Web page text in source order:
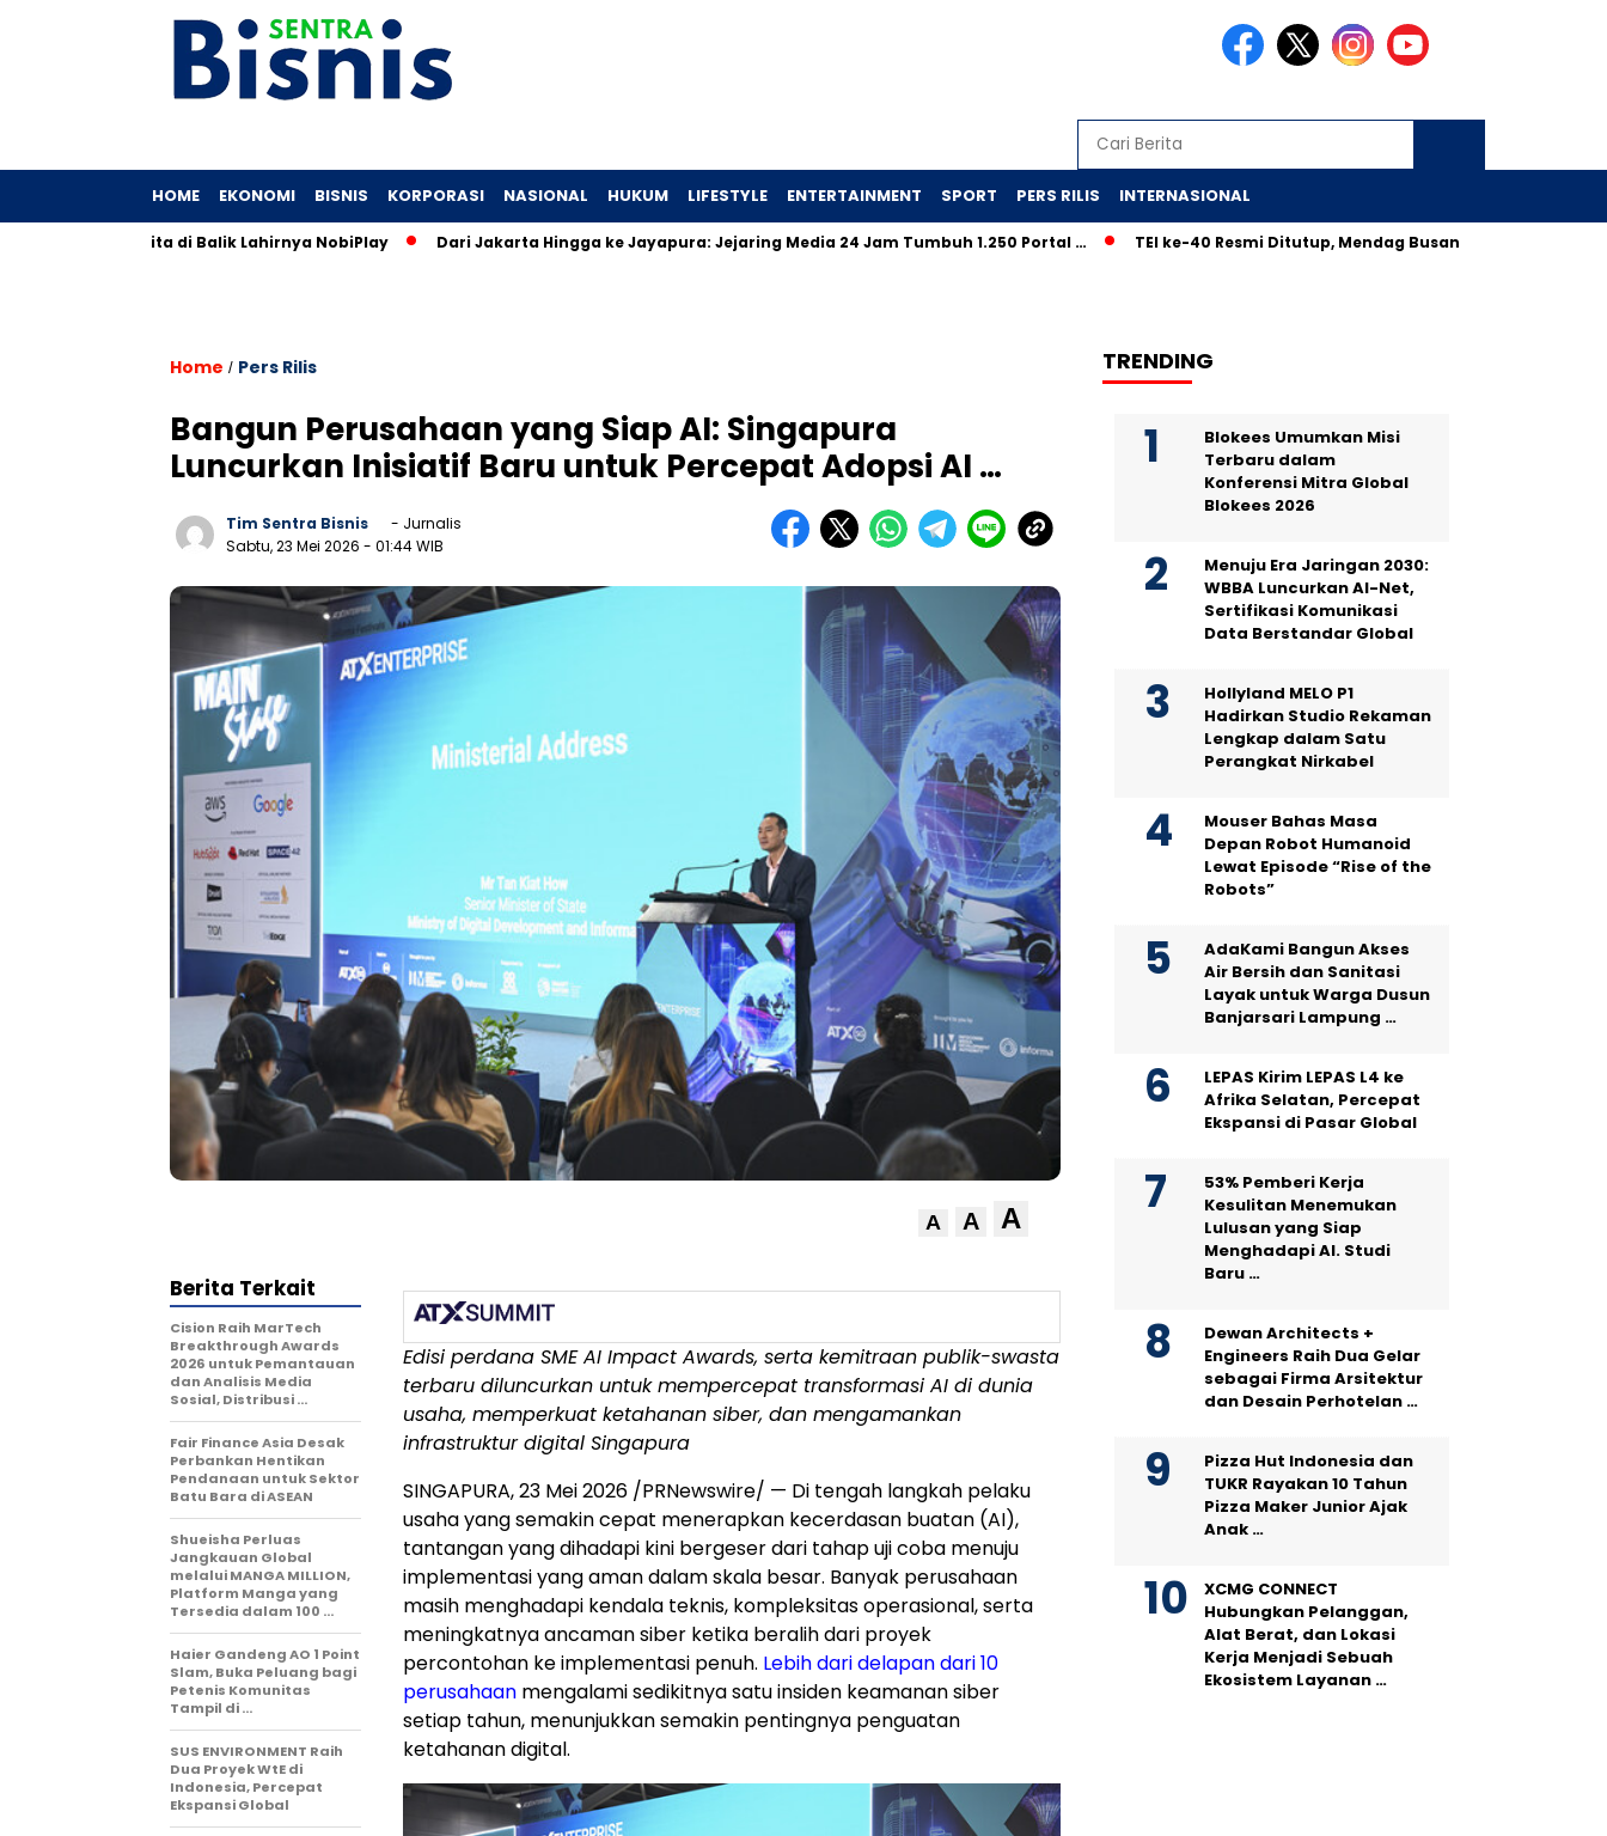
HOME EKONOMI BISNIS KORPORASI NASIONAL HUKUM LIFESTYLE ENTERTAINMENT SPORT PERS RILIS INTERNASIONAL
Cerita di Balik Lahirnya NobiPlay Dari Jakarta Hingga ke Jayapura: Jejaring Media 24 Jam Tumbuh 1.250 Portal … TEI ke-40 Resmi Ditutup, Mendag Busan: Transaksi Lewati Target,
Home / Pers Rilis
Bangun Perusahaan yang Siap AI: Singapura
Luncurkan Inisiatif Baru untuk Percepat Adopsi AI …
Tim Sentra Bisnis
- Jurnalis
Sabtu, 23 Mei 2026 - 01:44 WIB
A A A
Edisi perdana SME AI Impact Awards, serta kemitraan publik-swasta
terbaru diluncurkan untuk mempercepat transformasi AI di dunia
usaha, memperkuat ketahanan siber, dan mengamankan
infrastruktur digital Singapura
SINGAPURA, 23 Mei 2026 /PRNewswire/ — Di tengah langkah pelaku
usaha yang semakin cepat menerapkan kecerdasan buatan (AI),
tantangan yang dihadapi kini bergeser dari tahap uji coba menuju
implementasi yang aman dalam skala besar. Banyak perusahaan
masih menghadapi kendala teknis, kompleksitas operasional, serta
meningkatnya ancaman siber ketika beralih dari proyek
percontohan ke implementasi penuh. Lebih dari delapan dari 10
perusahaan mengalami sedikitnya satu insiden keamanan siber
setiap tahun, menunjukkan semakin pentingnya penguatan
ketahanan digital.
Berita Terkait
Cision Raih MarTech
Breakthrough Awards
2026 untuk Pemantauan
dan Analisis Media
Sosial, Distribusi …
Fair Finance Asia Desak
Perbankan Hentikan
Pendanaan untuk Sektor
Batu Bara di ASEAN
Shueisha Perluas
Jangkauan Global
melalui MANGA MILLION,
Platform Manga yang
Tersedia dalam 100 …
Haier Gandeng AO 1 Point
Slam, Buka Peluang bagi
Petenis Komunitas
Tampil di …
SUS ENVIRONMENT Raih
Dua Proyek WtE di
Indonesia, Percepat
Ekspansi Global
TRENDING
Blokees Umumkan Misi
Terbaru dalam
Konferensi Mitra Global
Blokees 2026
Menuju Era Jaringan 2030:
WBBA Luncurkan AI-Net,
Sertifikasi Komunikasi
Data Berstandar Global
Hollyland MELO P1
Hadirkan Studio Rekaman
Lengkap dalam Satu
Perangkat Nirkabel
Mouser Bahas Masa
Depan Robot Humanoid
Lewat Episode “Rise of the
Robots”
AdaKami Bangun Akses
Air Bersih dan Sanitasi
Layak untuk Warga Dusun
Banjarsari Lampung …
LEPAS Kirim LEPAS L4 ke
Afrika Selatan, Percepat
Ekspansi di Pasar Global
53% Pemberi Kerja
Kesulitan Menemukan
Lulusan yang Siap
Menghadapi AI. Studi
Baru …
Dewan Architects +
Engineers Raih Dua Gelar
sebagai Firma Arsitektur
dan Desain Perhotelan …
Pizza Hut Indonesia dan
TUKR Rayakan 10 Tahun
Pizza Maker Junior Ajak
Anak …
XCMG CONNECT
Hubungkan Pelanggan,
Alat Berat, dan Lokasi
Kerja Menjadi Sebuah
Ekosistem Layanan …